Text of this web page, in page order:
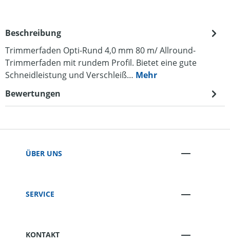
Beschreibung
Trimmerfaden Opti-Rund 4,0 mm 80 m/ Allround-
Trimmerfaden mit rundem Profil. Bietet eine gute
Schneidleistung und Verschleiß… Mehr
Bewertungen
ÜBER UNS
SERVICE
KONTAKT